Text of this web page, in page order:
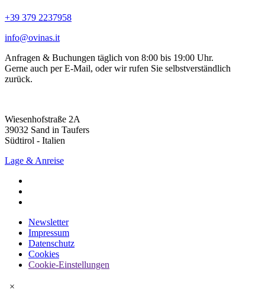
+39 379 2237958
info@ovinas.it
Anfragen & Buchungen täglich von 8:00 bis 19:00 Uhr.
Gerne auch per E-Mail, oder wir rufen Sie selbstverständlich
zurück.
Wiesenhofstraße 2A
39032 Sand in Taufers
Südtirol - Italien
Lage & Anreise
Newsletter
Impressum
Datenschutz
Cookies
Cookie-Einstellungen
×